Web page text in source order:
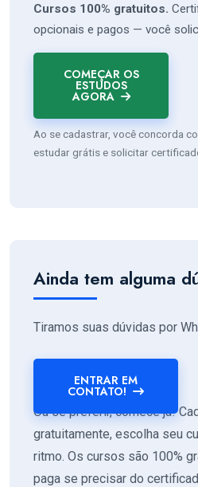
Cursos 100% gratuitos.
opcionais e pagos — você
COMEÇAR OS
ESTUDOS
AGORA
Ao se cadastrar, você concorda
estudar grátis e solicitar
Ainda tem alguma
Tiramos suas dúvidas por
ENTRAR EM
CONTATO!
Ou se preferir, comece já!
gratuitamente, escolha seu
ritmo. Os cursos são 100%
paga se precisar do